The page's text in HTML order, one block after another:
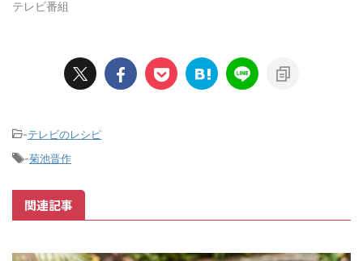
テレビ番組
-テレビのレシピ
-菊池晋作
関連記事